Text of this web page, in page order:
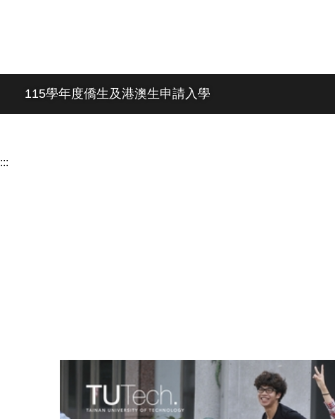
115學年度僑生及港澳生申請入學
:::